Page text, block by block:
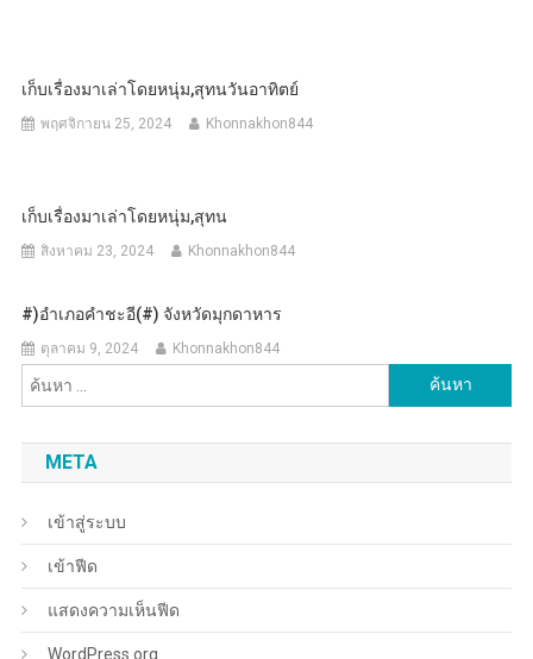
เก็บเรื่องมาเล่าโดยหนุ่ม,สุทนวันอาทิตย์
พฤศจิกายน 25, 2024 Khonnakhon844
เก็บเรื่องมาเล่าโดยหนุ่ม,สุทน
สิงหาคม 23, 2024 Khonnakhon844
#)อำเภอคำชะอี(#) จังหวัดมุกดาหาร
ตุลาคม 9, 2024 Khonnakhon844
สำหรับ:
META
เข้าสู่ระบบ
เข้าฟีด
แสดงความเห็นฟีด
WordPress.org